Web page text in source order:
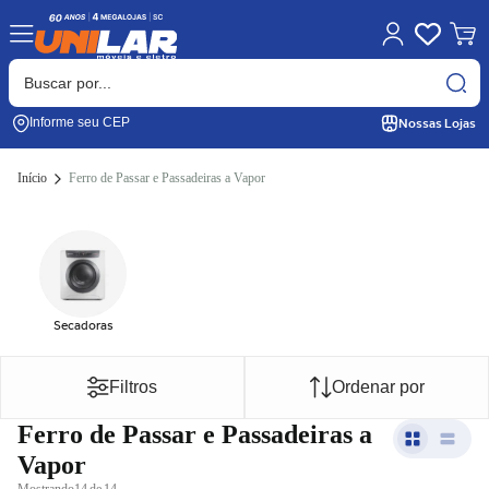
Informe seu CEP Nossas Lojas
Início Ferro de Passar e Passadeiras a Vapor
Secadoras
Filtros Ordenar por
Ferro de Passar e Passadeiras a
Vapor